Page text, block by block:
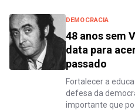
DEMOCRACIA
48 anos sem
data para
passado
Fortalecer a
defesa da
importante que